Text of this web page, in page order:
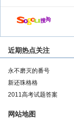
近期热点关注
永不磨灭的番号
新还珠格格
2011高考试题答案
网站地图